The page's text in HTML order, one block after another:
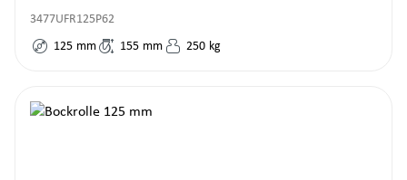
3477UFR125P62
125 mm 155 mm 250 kg